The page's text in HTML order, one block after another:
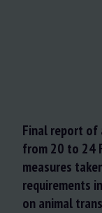
Final report of
from 20 to 24
measures
requirements
on animal